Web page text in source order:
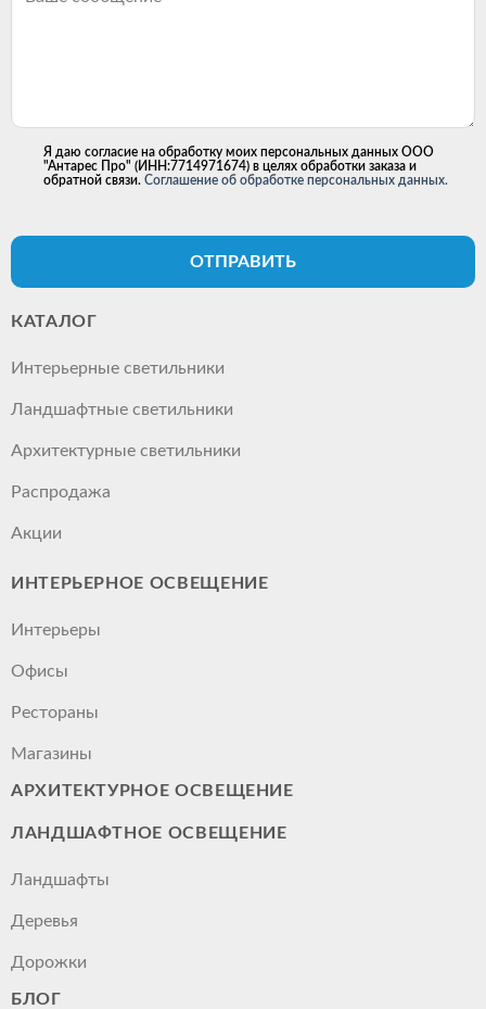
Я даю согласие на обработку моих персональных данных ООО
"Антарес Про" (ИНН:7714971674) в целях обработки заказа и
обратной связи. Соглашение об обработке персональных данных.
ОТПРАВИТЬ
КАТАЛОГ
Интерьерные светильники
Ландшафтные светильники
Архитектурные светильники
Распродажа
Акции
ИНТЕРЬЕРНОЕ ОСВЕЩЕНИЕ
Интерьеры
Офисы
Рестораны
Магазины
АРХИТЕКТУРНОЕ ОСВЕЩЕНИЕ
ЛАНДШАФТНОЕ ОСВЕЩЕНИЕ
Ландшафты
Деревья
Дорожки
БЛОГ